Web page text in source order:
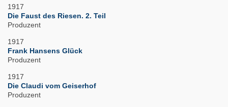
1917
Die Faust des Riesen. 2. Teil
Produzent
1917
Frank Hansens Glück
Produzent
1917
Die Claudi vom Geiserhof
Produzent